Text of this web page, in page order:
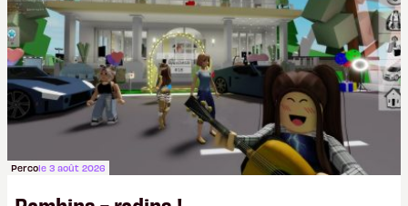
victoire pour la transparence.P.
Percole 3 août 2026